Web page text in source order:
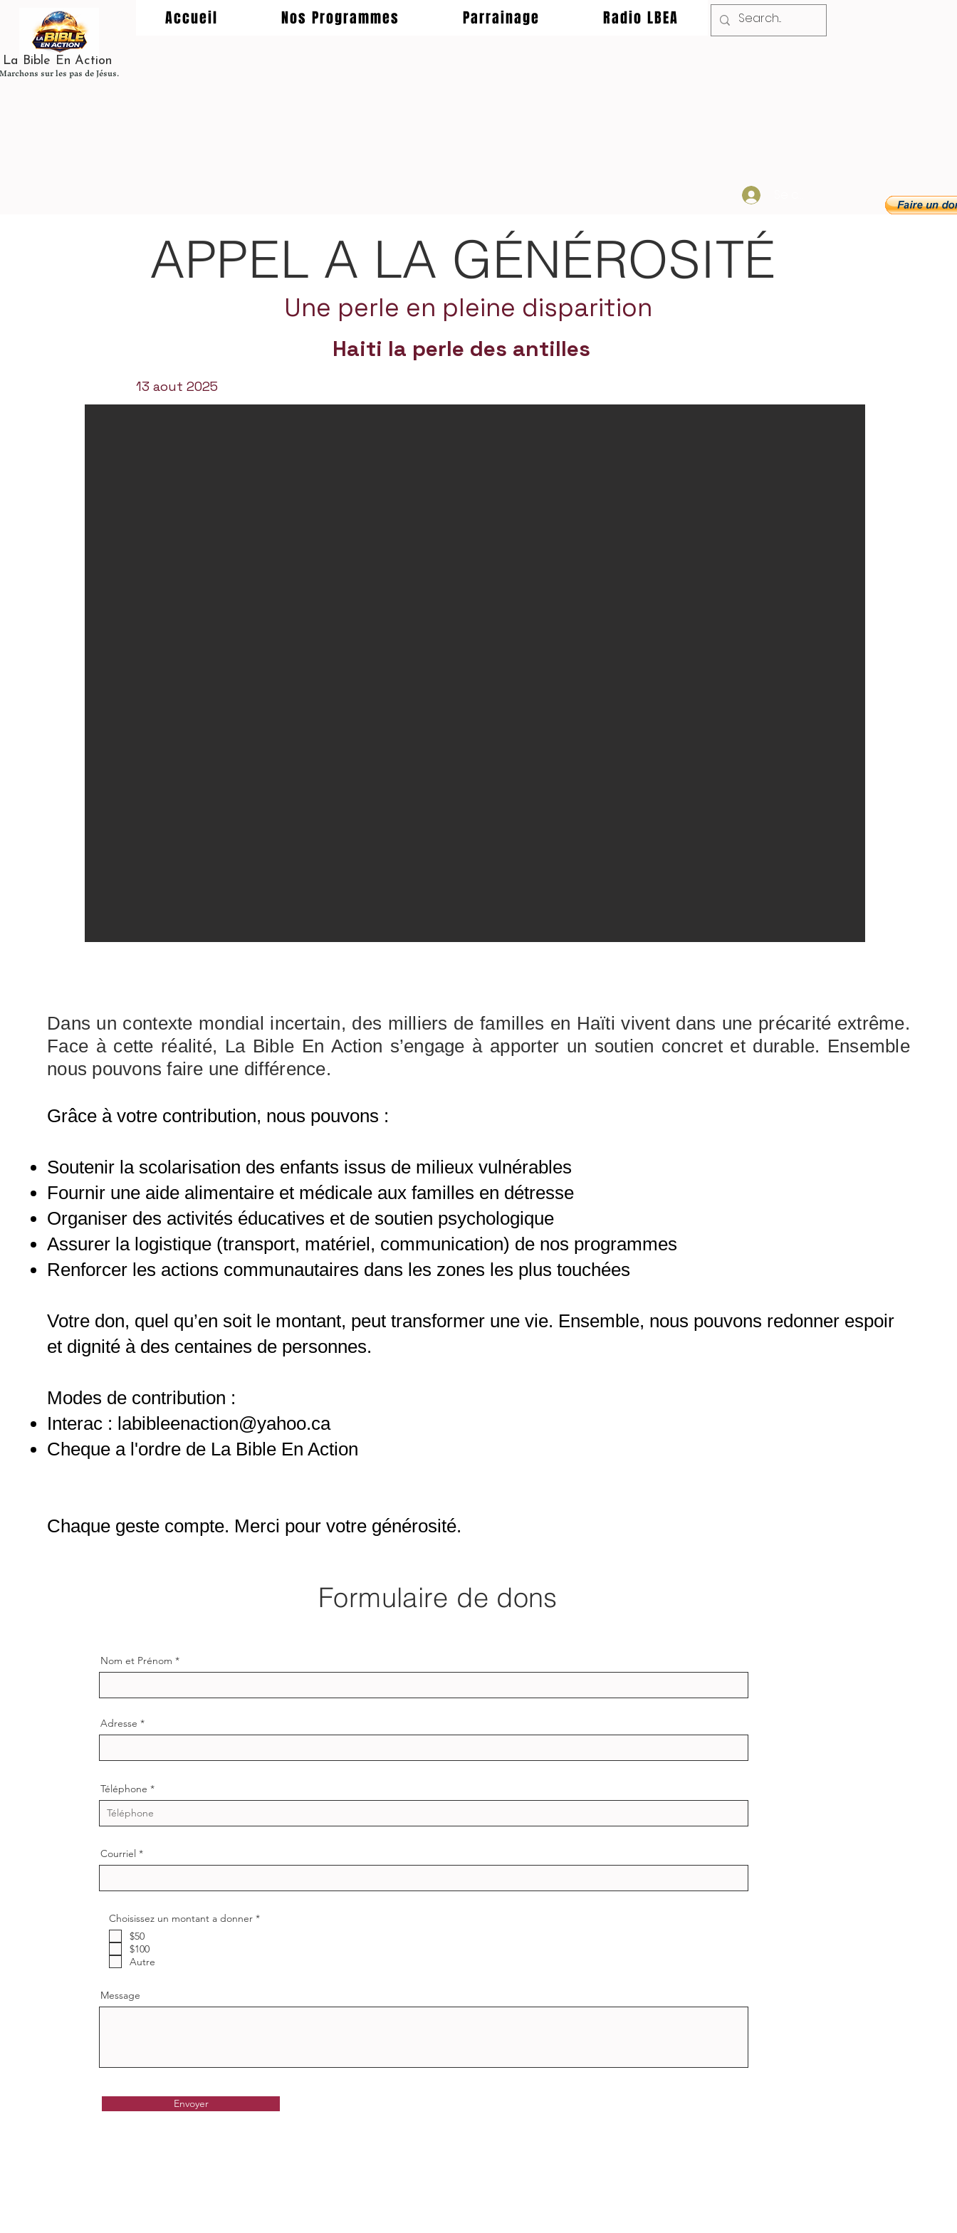
La Bible En Action
Marchons sur les pas de Jésus.
Accueil Nos Programmes Parrainage Radio LBEA
APPEL A LA GÉNÉROSITÉ
Une perle en pleine disparition
Haiti la perle des antilles
13 aout 2025
Dans un contexte mondial incertain, des milliers de familles en Haïti vivent dans une précarité extrême.
Face à cette réalité, La Bible En Action s’engage à apporter un soutien concret et durable. Ensemble
nous pouvons faire une différence.
Grâce à votre contribution, nous pouvons :
Soutenir la scolarisation des enfants issus de milieux vulnérables
Fournir une aide alimentaire et médicale aux familles en détresse
Organiser des activités éducatives et de soutien psychologique
Assurer la logistique (transport, matériel, communication) de nos programmes
Renforcer les actions communautaires dans les zones les plus touchées​
Votre don, quel qu’en soit le montant, peut transformer une vie. Ensemble, nous pouvons redonner espoir
et dignité à des centaines de personnes.
Modes de contribution :
Interac : labibleenaction@yahoo.ca
Cheque a l'ordre de La Bible En Action​
Chaque geste compte. Merci pour votre générosité.
Formulaire de dons
Nom et Prénom
Adresse
Téléphone
Courriel
Choisissez un montant a donner *O
r
$50
$100
Autre
Message
Envoyer